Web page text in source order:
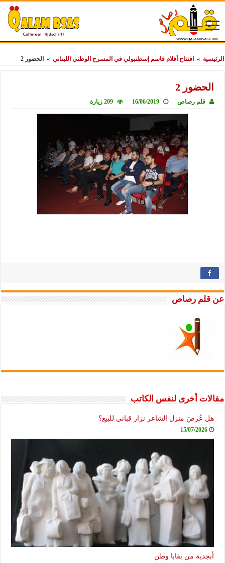
الرئيسية » افتتاح أفلام قاسم إسطنبولي في المسرح الوطني اللبناني » الحضور 2
الحضور 2
قلم رصاص 16/06/2019 209 زيارة
عن قلم رصاص
مقالات أخرى لنفس الكاتب
هل عُرضَ منزل الشاعر نزار قباني للبيع؟
15/07/2026
أبجدية من بقايا وطن